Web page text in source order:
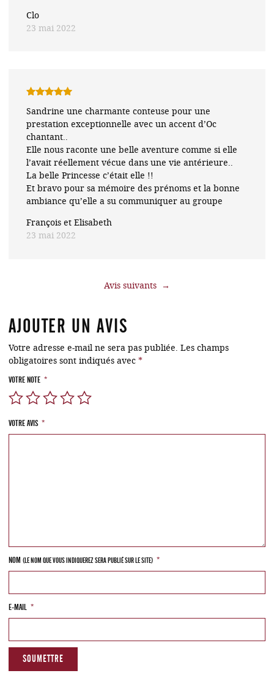
Clo
23 mai 2022
5
François et Elisabeth
23 mai 2022
Sandrine une charmante conteuse pour une
prestation exceptionnelle avec un accent d’Oc
chantant..
Elle nous raconte une belle aventure comme si elle
l’avait réellement vécue dans une vie antérieure..
La belle Princesse c’était elle !!
Et bravo pour sa mémoire des prénoms et la bonne
ambiance qu’elle a su communiquer au groupe
→
AJOUTER UN AVIS
Votre adresse e-mail ne sera pas publiée. Les champs
obligatoires sont indiqués avec*
VOTRE NOTE*
VOTRE AVIS*
NOM(LE NOM QUE VOUS INDIQUEREZ SERA PUBLIÉ SUR LE SITE) *
E-MAIL*